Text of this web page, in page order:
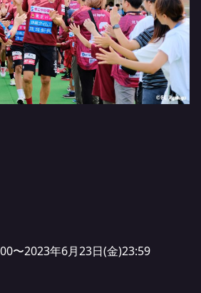
〜2023年6月23日(金)23:59